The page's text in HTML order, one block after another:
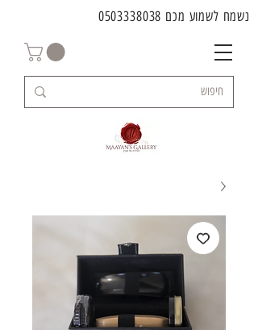
נשמח לשמוע מכם 0503338038